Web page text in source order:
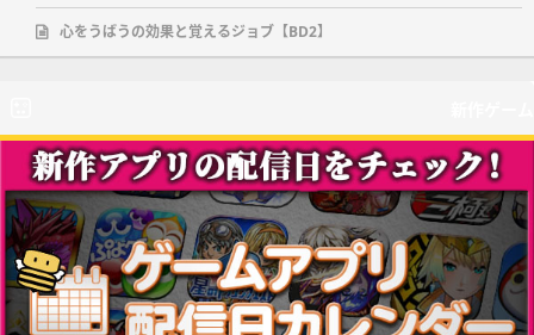
心をうばうの効果と覚えるジョブ【BD2】